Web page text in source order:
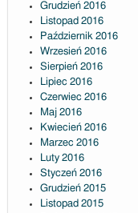
Grudzień 2016
Listopad 2016
Październik 2016
Wrzesień 2016
Sierpień 2016
Lipiec 2016
Czerwiec 2016
Maj 2016
Kwiecień 2016
Marzec 2016
Luty 2016
Styczeń 2016
Grudzień 2015
Listopad 2015